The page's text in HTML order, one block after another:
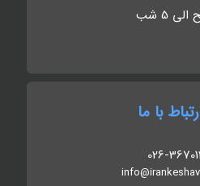
با ما
026-